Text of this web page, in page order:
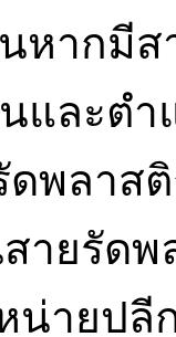
ากมีส
และต
ดพลาส
ายรัด
น่ายปลี